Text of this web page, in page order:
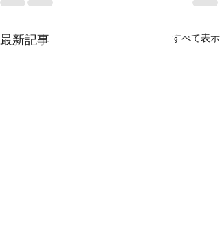
最新記事 すべて表示